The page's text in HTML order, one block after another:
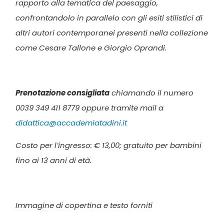
rapporto alla tematica del paesaggio,
confrontandolo in parallelo con gli esiti stilistici di
altri autori contemporanei presenti nella collezione
come Cesare Tallone e Giorgio Oprandi.
Prenotazione consigliatachiamando il numero
0039 349 411 8779 oppure tramite mail a
didattica@accademiatadini.it
Costo per l’ingresso: € 13,00; gratuito per bambini
fino ai 13 anni di età.
Immagine di copertina e testo forniti